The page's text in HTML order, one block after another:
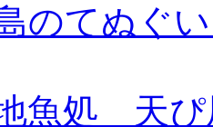
のてぬぐ
魚処 天ぴ